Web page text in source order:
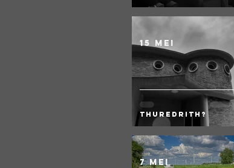
Thuredrith?
15 mei
7 mei